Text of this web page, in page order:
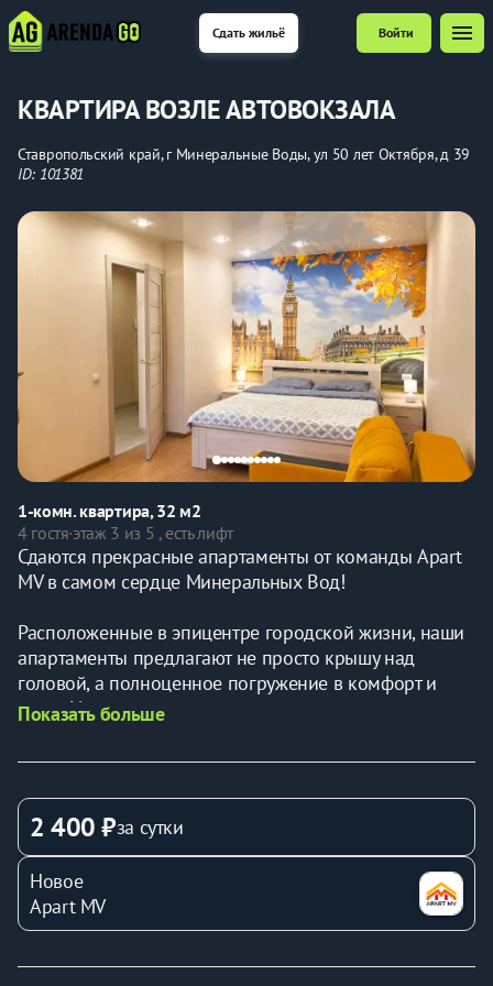
Сдать жильё Войти menu
КВАРТИРА ВОЗЛЕ АВТОВОКЗАЛА
Ставропольский край, г Минеральные Воды, ул 50 лет Октября, д 39
ID: 101381
1-комн. квартира, 32 м2
4 гостя·этаж 3 из 5 , есть лифт
Сдаются прекрасные апартаменты от команды Apart
MV в самом сердце Минеральных Вод!
Расположенные в эпицентре городской жизни, наши
апартаменты предлагают не просто крышу над
головой, а полноценное погружение в комфорт и
стиль. Из окон открывается захватывающий вид на
достопримечательности, позволяющий почувствовать
Мы предлагаем просторные и светлые апартаменты,
выполненные в современном дизайне с
использованием высококачественных материалов.
Полностью оборудованная кухня позволит вам с
легкостью воплощать любые кулинарные фантазии, а
удобная мебель и продуманное освещение создадут
Показать больше
2 400 ₽за сутки
Новое
Apart MV